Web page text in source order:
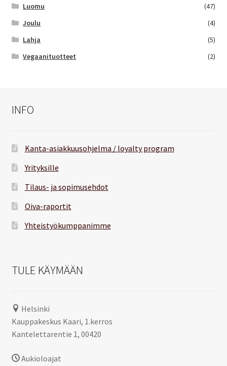
Luomu
(47)
Joulu
(4)
Lahja
(5)
Vegaanituotteet
(2)
INFO
Kanta-asiakkuusohjelma / loyalty program
Yrityksille
Tilaus- ja sopimusehdot
Oiva-raportit
Yhteistyökumppanimme
TULE KÄYMÄÄN
Helsinki
Kauppakeskus Kaari, 1.kerros
Kantelettarentie 1, 00420
Aukioloajat